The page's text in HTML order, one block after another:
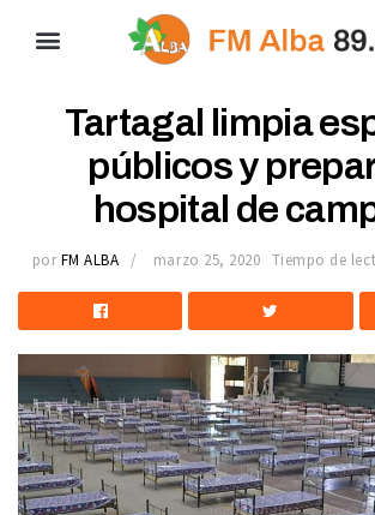
Tartagal limpia
públicos y
hospital de
por FM ALBA marzo 25, 2020 Tiempo de